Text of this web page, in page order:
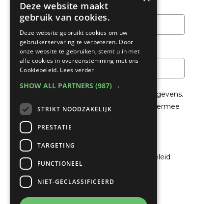
Achternaam
Email*
We gaan voorzichtig om met je gegevens.
Lees in hetPrivacybeleid
hoe we hiermee
Ik ga akkoord met het privacybeleid
Deze website maakt
gebruik van cookies.
Deze website gebruikt cookies om uw
gebruikerservaring te verbeteren. Door
onze website te gebruiken, stemt u in met
alle cookies in overeenstemming met ons
Cookiebeleid. Lees verder
SHOW ALL PARTNERS (987) →
STRIKT NOODZAKELIJK
PRESTATIE
TARGETING
FUNCTIONEEL
NIET-GECLASSIFICEERD